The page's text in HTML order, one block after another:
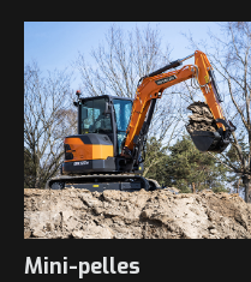
Mini-pelles